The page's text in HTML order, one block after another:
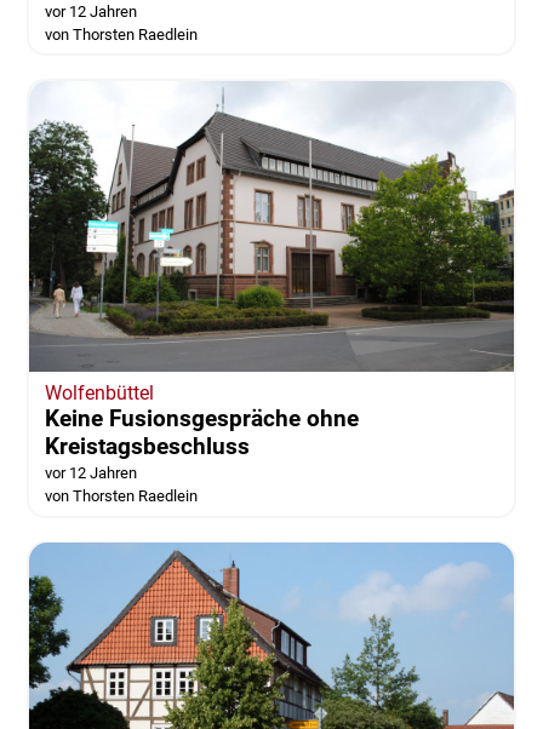
vor 12 Jahren
von Thorsten Raedlein
Wolfenbüttel
Keine Fusionsgespräche ohne
Kreistagsbeschluss
vor 12 Jahren
von Thorsten Raedlein